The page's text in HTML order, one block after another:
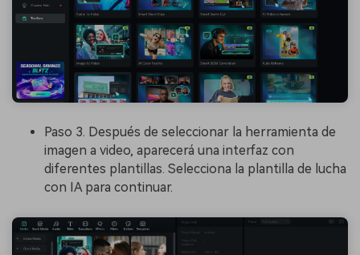
Paso 3. Después de seleccionar la herramienta de
imagen a video, aparecerá una interfaz con
diferentes plantillas. Selecciona la plantilla de lucha
con IA para continuar.